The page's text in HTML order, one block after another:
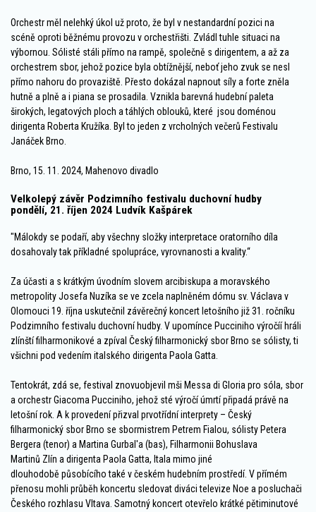
Orchestr měl nelehký úkol už proto, že byl v nestandardní pozici na
scéně oproti běžnému provozu v orchestřišti. Zvládl tuhle situaci na
výbornou. Sólisté stáli přímo na rampě, společně s dirigentem, a až za
orchestrem sbor, jehož pozice byla obtížnější, neboť jeho zvuk se nesl
přímo nahoru do provaziště. Přesto dokázal napnout síly a forte zněla
hutně a plně a i piana se prosadila. Vznikla barevná hudební paleta
širokých, legatových ploch a táhlých oblouků, které jsou doménou
dirigenta Roberta Kružíka. Byl to jeden z vrcholných večerů Festivalu
Janáček Brno.
Brno, 15. 11. 2024, Mahenovo divadlo
Velkolepý závěr Podzimního festivalu duchovní hudby
pondělí, 21. říjen 2024 Ludvík Kašpárek
"Málokdy se podaří, aby všechny složky interpretace oratorního díla
dosahovaly tak příkladné spolupráce, vyrovnanosti a kvality.“
Za účasti a s krátkým úvodním slovem arcibiskupa a moravského
metropolity Josefa Nuzíka se ve zcela naplněném dómu sv. Václava v
Olomouci 19. října uskutečnil závěrečný koncert letošního již 31. ročníku
Podzimního festivalu duchovní hudby. V upomínce Pucciniho výročíí hráli
zlínští filharmonikové a zpíval Český filharmonický sbor Brno se sólisty, ti
všichni pod vedením italského dirigenta Paola Gatta.
Tentokrát, zdá se, festival znovuobjevil mši Messa di Gloria pro sóla, sbor
a orchestr Giacoma Pucciniho, jehož sté výročí úmrtí připadá právě na
letošní rok. A k provedení přizval prvotřídní interprety – Český
filharmonický sbor Brno se sbormistrem Petrem Fialou, sólisty Petera
Bergera (tenor) a Martina Gurbal'a (bas), Filharmonii Bohuslava
Martinů Zlín a dirigenta Paola Gatta, Itala mimo jiné
dlouhodobě působícího také v českém hudebním prostředí. V přímém
přenosu mohli průběh koncertu sledovat diváci televize Noe a posluchači
Českého rozhlasu Vltava. Samotný koncert otevřelo krátké pětiminutové